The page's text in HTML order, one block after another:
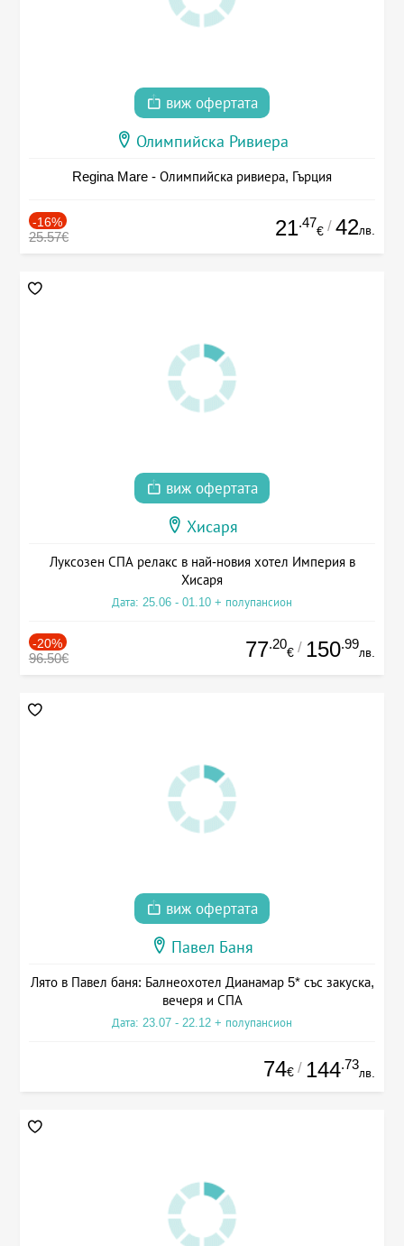
виж офертата
Олимпийска Ривиера
Regina Mare - Олимпийска ривиера, Гърция
-16%
25.57€ 21.47
€ / 42лв.
виж офертата
Хисаря
Луксозен СПА релакс в най-новия хотел Империя в
Хисаря
Дата: 25.06 - 01.10 + полупансион
-20%
96.50€ 77.20
€ / 150.99
лв.
виж офертата
Павел Баня
Лято в Павел баня: Балнеохотел Дианамар 5* със закуска,
вечеря и СПА
Дата: 23.07 - 22.12 + полупансион
74€ / 144.73
лв.